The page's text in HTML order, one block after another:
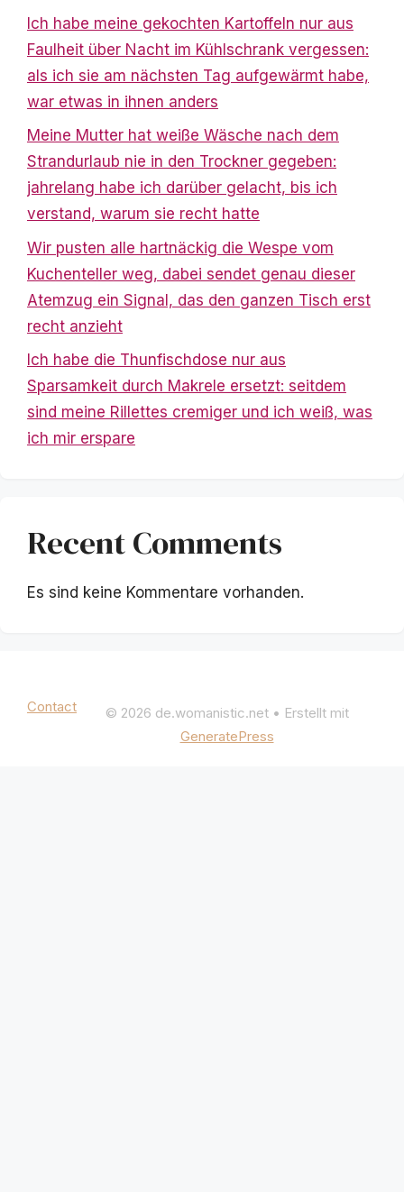
Ich habe meine gekochten Kartoffeln nur aus
Faulheit über Nacht im Kühlschrank vergessen:
als ich sie am nächsten Tag aufgewärmt habe,
war etwas in ihnen anders
Meine Mutter hat weiße Wäsche nach dem
Strandurlaub nie in den Trockner gegeben:
jahrelang habe ich darüber gelacht, bis ich
verstand, warum sie recht hatte
Wir pusten alle hartnäckig die Wespe vom
Kuchenteller weg, dabei sendet genau dieser
Atemzug ein Signal, das den ganzen Tisch erst
recht anzieht
Ich habe die Thunfischdose nur aus
Sparsamkeit durch Makrele ersetzt: seitdem
sind meine Rillettes cremiger und ich weiß, was
ich mir erspare
Recent Comments
Es sind keine Kommentare vorhanden.
Contact © 2026 de.womanistic.net• Erstellt mit
GeneratePress